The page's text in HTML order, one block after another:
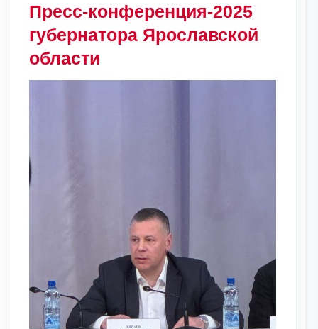
Пресс-конференция-2025
губернатора Ярославской
области